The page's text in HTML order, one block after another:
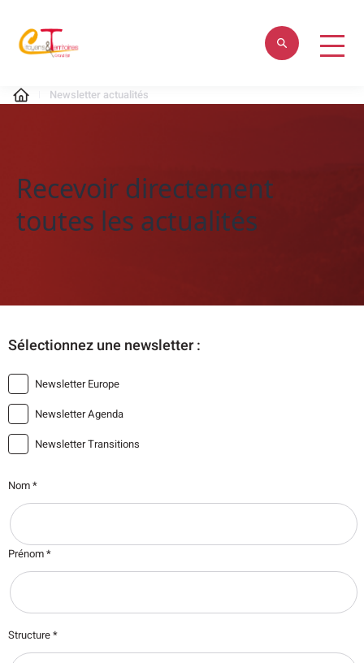
Newsletter actualités
Recevoir directement
toutes les actualités
Sélectionnez une newsletter :
Newsletter Europe
Newsletter Agenda
Newsletter Transitions
Nom *
Prénom *
Structure *